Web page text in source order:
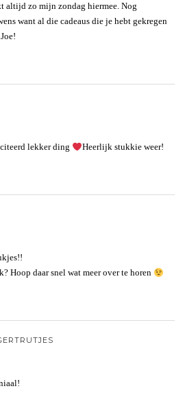
altijd zo mijn zondag hiermee. Nog
want al die cadeaus die je hebt gekregen
lekker ding Heerlijk stukkie weer!
Hoop daar snel wat meer over te horen